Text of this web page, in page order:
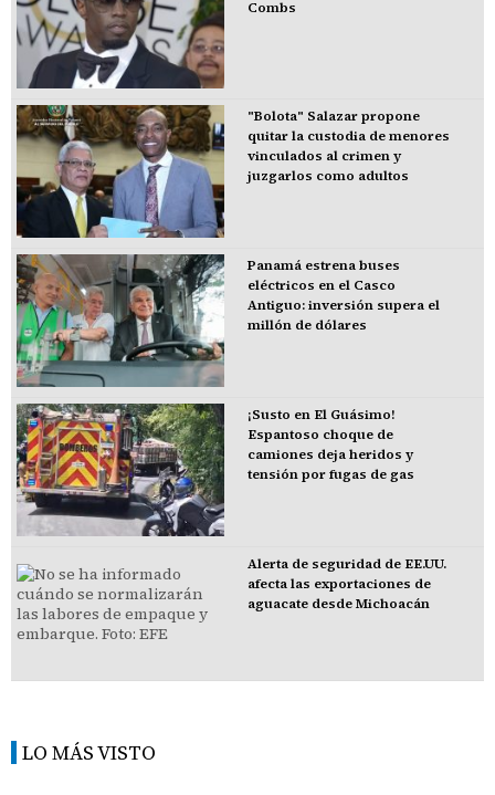
Combs
"Bolota" Salazar propone
quitar la custodia de menores
vinculados al crimen y
juzgarlos como adultos
Panamá estrena buses
eléctricos en el Casco
Antiguo: inversión supera el
millón de dólares
¡Susto en El Guásimo!
Espantoso choque de
camiones deja heridos y
tensión por fugas de gas
Alerta de seguridad de EE.UU.
afecta las exportaciones de
aguacate desde Michoacán
LO MÁS VISTO